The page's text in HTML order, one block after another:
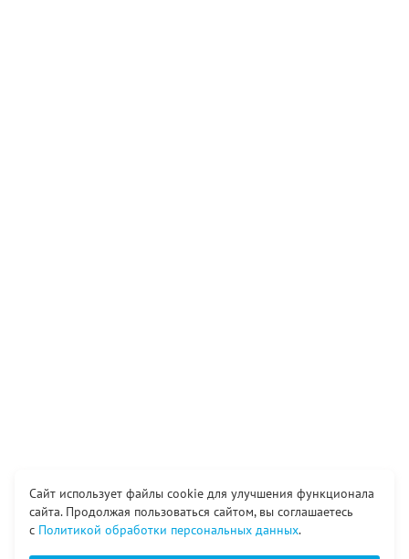
Сайт использует файлы cookie для улучшения функционала
сайта. Продолжая пользоваться сайтом, вы соглашаетесь
с Политикой обработки персональных данных.